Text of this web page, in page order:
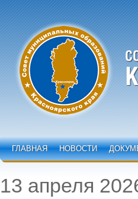
ГЛАВНАЯ НОВОСТИ
13 апреля